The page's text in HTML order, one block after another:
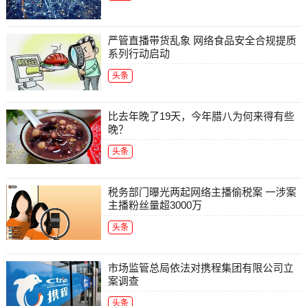
严管直播带货乱象 网络食品安全合规提质
系列行动启动
头条
比去年晚了19天，今年腊八为何来得有些
晚？
头条
税务部门曝光两起网络主播偷税案 一涉案
主播粉丝量超3000万
头条
市场监管总局依法对携程集团有限公司立
案调查
头条